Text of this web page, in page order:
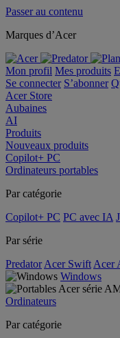
Passer au contenu
Marques d’Acer
Mon profil Mes produits
Se connecter S’abonner
Acer Store
Aubaines
AI
Produits
Nouveaux produits
Copilot+ PC
Ordinateurs portables
Par catégorie
Copilot+ PC PC avec IA
Par série
Predator Acer Swift Acer
Windows
Ordinateurs
Par catégorie